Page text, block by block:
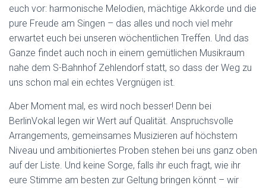
euch vor: harmonische Melodien, mächtige Akkorde und die
pure Freude am Singen – das alles und noch viel mehr
erwartet euch bei unseren wöchentlichen Treffen. Und das
Ganze findet auch noch in einem gemütlichen Musikraum
nahe dem S-Bahnhof Zehlendorf statt, so dass der Weg zu
uns schon mal ein echtes Vergnügen ist.
Aber Moment mal, es wird noch besser! Denn bei
BerlinVokal legen wir Wert auf Qualität. Anspruchsvolle
Arrangements, gemeinsames Musizieren auf höchstem
Niveau und ambitioniertes Proben stehen bei uns ganz oben
auf der Liste. Und keine Sorge, falls ihr euch fragt, wie ihr
eure Stimme am besten zur Geltung bringen könnt – wir